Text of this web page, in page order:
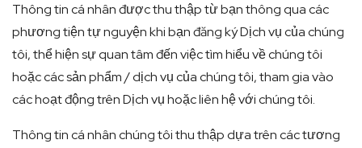
Thông tin cá nhân được thu thập từ bạn thông qua các
phương tiện tự nguyện khi bạn đăng ký Dịch vụ của chúng
tôi, thể hiện sự quan tâm đến việc tìm hiểu về chúng tôi
hoặc các sản phẩm / dịch vụ của chúng tôi, tham gia vào
các hoạt động trên Dịch vụ hoặc liên hệ với chúng tôi.
Thông tin cá nhân chúng tôi thu thập dựa trên các tương